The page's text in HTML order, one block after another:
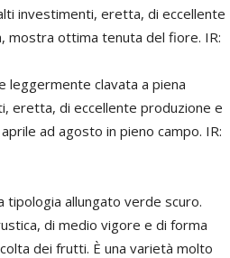
investimenti, eretta, di eccellente
mostra ottima tenuta del fiore. IR:
leggermente clavata a piena
eretta, di eccellente produzione e
ad agosto in pieno campo. IR:
tipologia allungato verde scuro.
di medio vigore e di forma
dei frutti. È una varietà molto